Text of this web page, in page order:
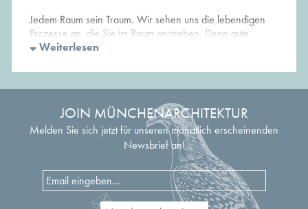
Jedem Raum sein Traum. Wir sehen uns die lebendigen
Prozesse an, die Sie im Raum anstreben. Denn gute
Räume können mehr als man ihnen auf den ersten Blick
große und kleine Gruppen, Einzelne und Teams, laute und
leise Events, regelmäßig und sporadisch genutzte
Arbeitsweisen. Selbstverständlich visualisieren wir unsere
Entwürfe niveauvoll und überzeugend. Kommen Sie zu
uns, wenn Sie etwas wirklich Besonderes erwarten.
CREATE YOUR DREAMS
UNSERE LEISTUNGEN
KREATION - Räume mit dem Gesicht Ihrer Marke
Weiterlesen
JOIN MÜNCHENARCHITEKTUR
Melden Sie sich jetzt für unseren monatlich erscheinenden
Newsbrief an!